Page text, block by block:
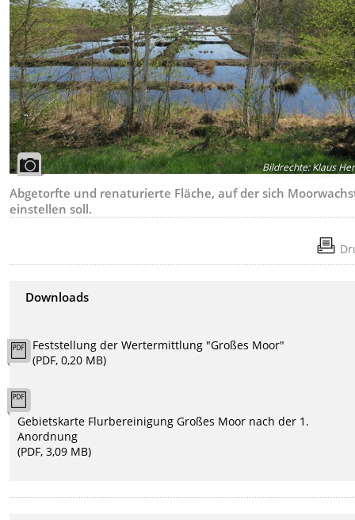
Bildrechte:Klaus
Abgetorfte und renaturierte Fläche, auf der sich
einstellen soll.
Downloads
Feststellung der Wertermittlung "Großes Moor"
(PDF, 0,20 MB)
Gebietskarte Flurbereinigung Großes Moor nach der 1.
Anordnung
(PDF, 3,09 MB)